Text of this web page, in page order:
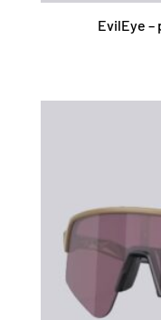
EvilEye –